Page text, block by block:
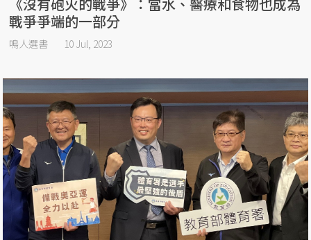
戰爭爭端的一部分
鳴人選書 10 Jul, 2023